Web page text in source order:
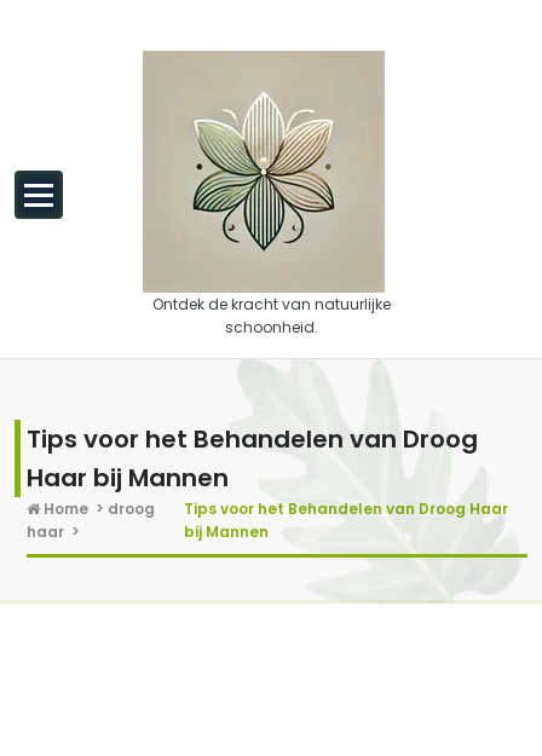
Ontdek de kracht van natuurlijke
schoonheid.
Tips voor het Behandelen van Droog
Haar bij Mannen
Home > droog
haar >
Tips voor het Behandelen van Droog Haar
bij Mannen